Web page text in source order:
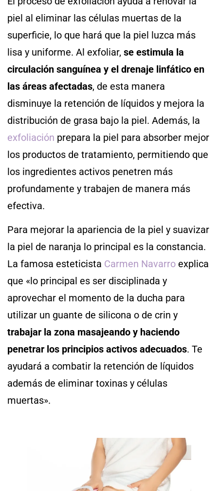
piel al eliminar las células muertas de la
superficie, lo que hará que la piel luzca más
lisa y uniforme. Al exfoliar, se estimula la
circulación sanguínea y el drenaje linfático en
las áreas afectadas, de esta manera
disminuye la retención de líquidos y mejora la
distribución de grasa bajo la piel. Además, la
exfoliación prepara la piel para absorber mejor
los productos de tratamiento, permitiendo que
los ingredientes activos penetren más
profundamente y trabajen de manera más
efectiva.
Para mejorar la apariencia de la piel y suavizar
la piel de naranja lo principal es la constancia.
La famosa esteticista Carmen Navarro explica
que «lo principal es ser disciplinada y
aprovechar el momento de la ducha para
utilizar un guante de silicona o de crin y
trabajar la zona masajeando y haciendo
penetrar los principios activos adecuados. Te
ayudará a combatir la retención de líquidos
además de eliminar toxinas y células
muertas».